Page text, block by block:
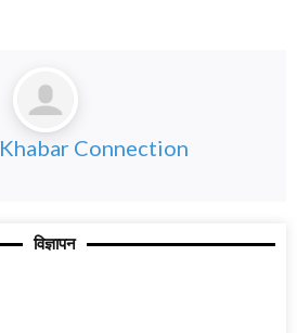
Khabar Connection
विज्ञापन